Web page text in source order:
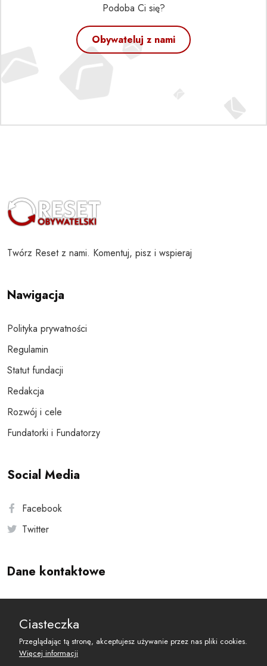
Podoba Ci się?
Obywateluj z nami
Twórz Reset z nami. Komentuj, pisz i wspieraj
Nawigacja
Polityka prywatności
Regulamin
Statut fundacji
Redakcja
Rozwój i cele
Fundatorki i Fundatorzy
Social Media
Facebook
Twitter
Dane kontaktowe
reset@resetobywatelski.pl
Ciasteczka
Przeglądając tą stronę, akceptujesz używanie przez nas pliki cookies.
Więcej informacji